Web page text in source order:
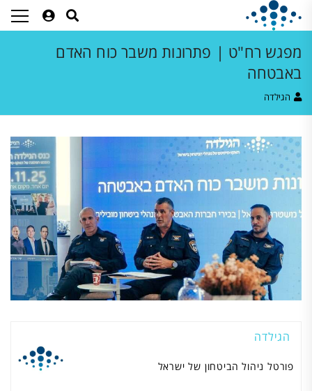
מפגש רח"ט | פתרונות משבר כוח האדם
באבטחה
הגילדה
הגילדה
פורטל ניהול הביטחון של ישראל